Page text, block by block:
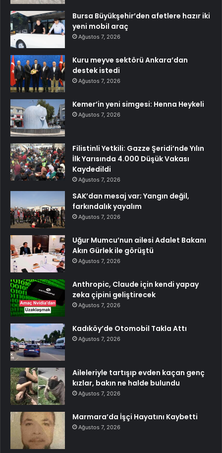
Bursa Büyükşehir’den afetlere hazır iki
yeni mobil araç
Ağustos 7, 2026
Kuru meyve sektörü Ankara’dan
destek istedi
Ağustos 7, 2026
Kemer’in yeni simgesi: Henna Heykeli
Ağustos 7, 2026
Filistinli Yetkili: Gazze Şeridi’nde Yılın
İlk Yarısında 4.000 Düşük Vakası
Kaydedildi
Ağustos 7, 2026
SAK’dan mesaj var; Yangın değil,
farkındalık yayalım
Ağustos 7, 2026
Uğur Mumcu’nun ailesi Adalet Bakanı
Akın Gürlek ile görüştü
Ağustos 7, 2026
Anthropic, Claude için kendi yapay
zeka çipini geliştirecek
Ağustos 7, 2026
Kadıköy’de Otomobil Takla Attı
Ağustos 7, 2026
Aileleriyle tartışıp evden kaçan genç
kızlar, bakın ne halde bulundu
Ağustos 7, 2026
Marmara’da İşçi Hayatını Kaybetti
Ağustos 7, 2026